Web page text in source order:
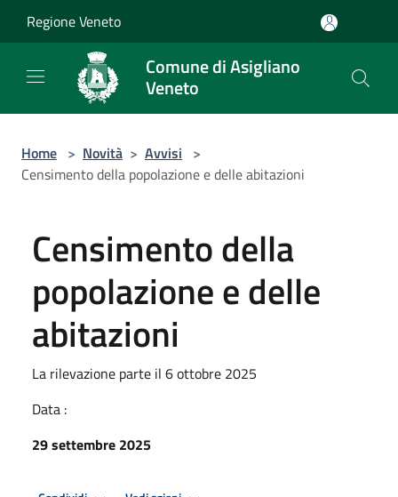
Regione Veneto
Comune di Asigliano
Veneto
Home > Novità > Avvisi >
Censimento della popolazione e delle abitazioni
Censimento della
popolazione e delle
abitazioni
La rilevazione parte il 6 ottobre 2025
Data :
29 settembre 2025